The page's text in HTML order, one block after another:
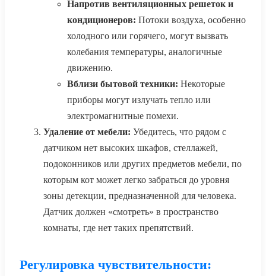
Напротив вентиляционных решеток и
кондиционеров: Потоки воздуха, особенно
холодного или горячего, могут вызвать
колебания температуры, аналогичные
движению.
Вблизи бытовой техники: Некоторые
приборы могут излучать тепло или
электромагнитные помехи.
Удаление от мебели: Убедитесь, что рядом с
датчиком нет высоких шкафов, стеллажей,
подоконников или других предметов мебели, по
которым кот может легко забраться до уровня
зоны детекции, предназначенной для человека.
Датчик должен «смотреть» в пространство
комнаты, где нет таких препятствий.
Регулировка чувствительности: